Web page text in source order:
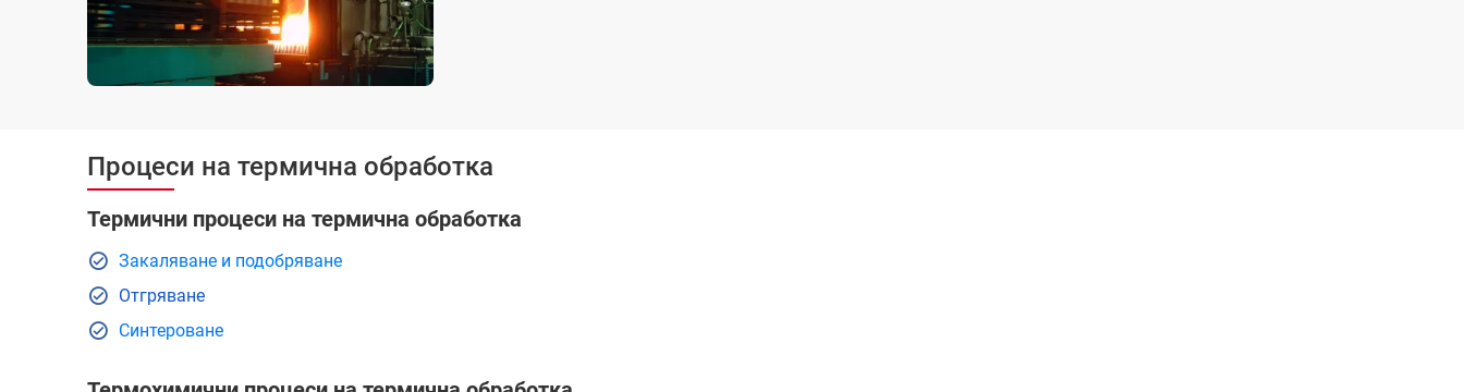
Процеси на термична обработка
Термични процеси на термична обработка
Закаляване и подобряване
Отгряване
Синтероване